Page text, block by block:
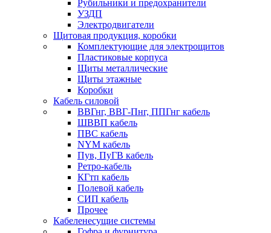
Рубильники и предохранители
УЗДП
Электродвигатели
Щитовая продукция, коробки
Комплектующие для электрощитов
Пластиковые корпуса
Щиты металлические
Щиты этажные
Коробки
Кабель силовой
ВВГнг, ВВГ-Пнг, ППГнг кабель
ШВВП кабель
ПВС кабель
NYM кабель
Пув, ПуГВ кабель
Ретро-кабель
КГтп кабель
Полевой кабель
СИП кабель
Прочее
Кабеленесущие системы